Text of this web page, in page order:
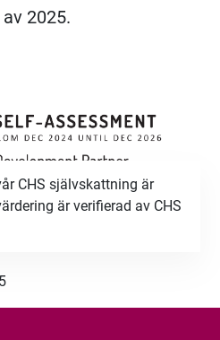
2025.
CHS självskattning är
är verifierad av CHS